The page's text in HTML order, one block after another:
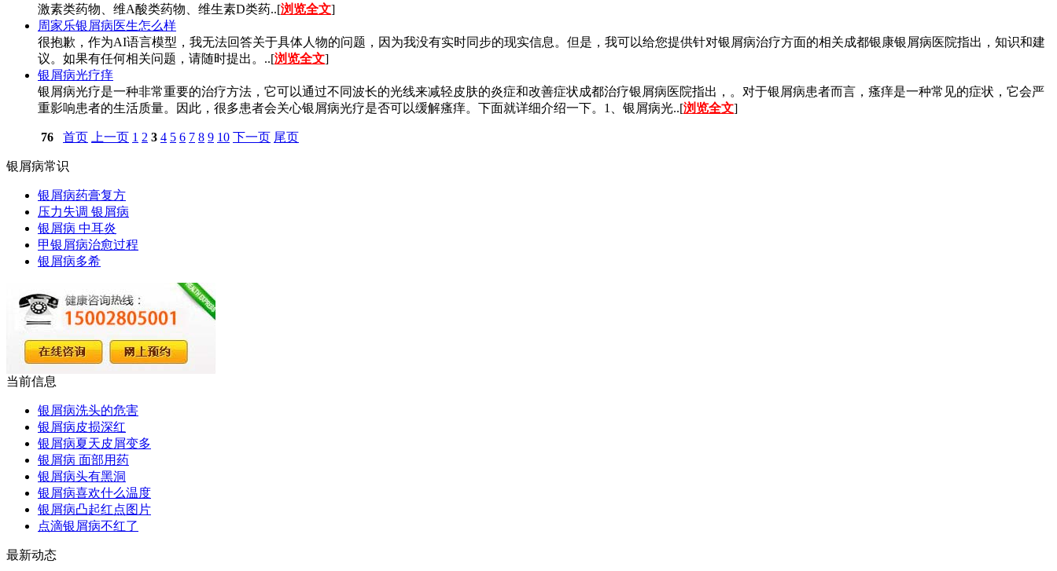
激素类药物、维A酸类药物、维生素D类药..[浏览全文]
周家乐银屑病医生怎么样
很抱歉，作为AI语言模型，我无法回答关于具体人物的问题，因为我没有实时同步的现实信息。但是，我可以给您提供针对银屑病治疗方面的相关成都银康银屑病医院指出，知识和建
议。如果有任何相关问题，请随时提出。..[浏览全文]
银屑病光疗痒
银屑病光疗是一种非常重要的治疗方法，它可以通过不同波长的光线来减轻皮肤的炎症和改善症状成都治疗银屑病医院指出，。对于银屑病患者而言，瘙痒是一种常见的症状，它会严
重影响患者的生活质量。因此，很多患者会关心银屑病光疗是否可以缓解瘙痒。下面就详细介绍一下。1、银屑病光..[浏览全文]
76 首页 上一页 1 2 3 4 5 6 7 8 9 10 下一页 尾页
银屑病常识
银屑病药膏复方
压力失调 银屑病
银屑病 中耳炎
甲银屑病治愈过程
银屑病多希
当前信息
银屑病洗头的危害
银屑病皮损深红
银屑病夏天皮屑变多
银屑病 面部用药
银屑病头有黑洞
银屑病喜欢什么温度
银屑病凸起红点图片
点滴银屑病不红了
最新动态